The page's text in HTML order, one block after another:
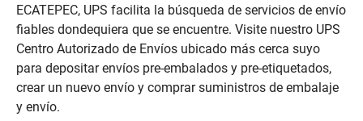
ECATEPEC, UPS facilita la búsqueda de servicios de envío
fiables dondequiera que se encuentre. Visite nuestro UPS
Centro Autorizado de Envíos ubicado más cerca suyo
para depositar envíos pre-embalados y pre-etiquetados,
crear un nuevo envío y comprar suministros de embalaje
y envío.